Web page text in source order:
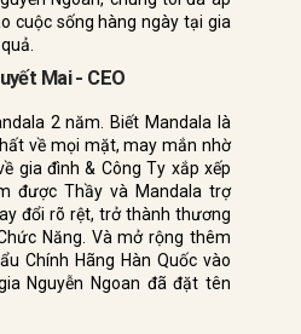
cuộc sống hàng ngày tại gia
Mai - CEO
2 năm. Biết Mandala là
về mọi mặt, may mắn nhờ
gia đình & Công Ty xắp xếp
được Thầy và Mandala trợ
đổi rõ rệt, trở thành thương
Năng. Và mở rộng thêm
Chính Hãng Hàn Quốc vào
Nguyễn Ngoan đã đặt tên